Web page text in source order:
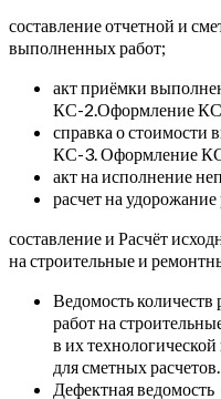
составление отчетной и
выполненных работ;
акт приёмки
КС-2.Оформление
справка о стоимости
КС-3. Оформление
акт на исполнение
расчет на удорожание
составление и Расчёт
на строительные и
Ведомость количеств
работ на
в их технологической
для сметных расчетов.
Дефектная